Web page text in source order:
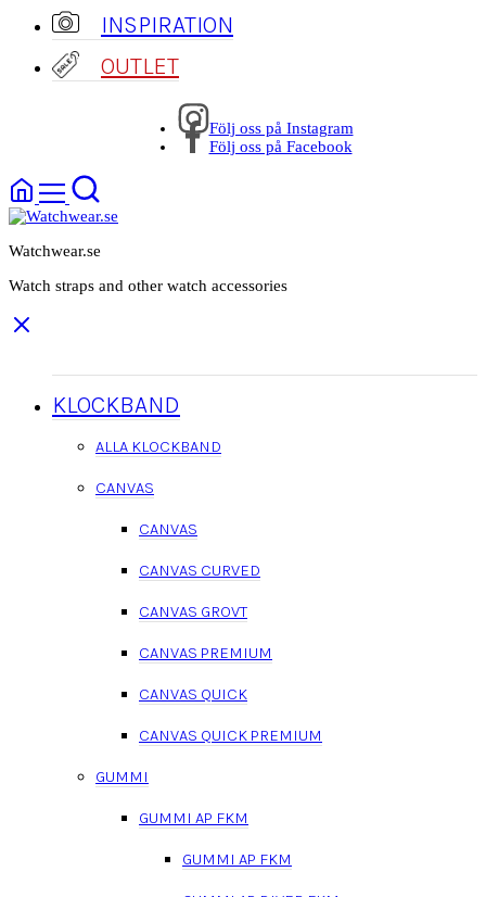
INSPIRATION
OUTLET
Följ oss på Instagram
Följ oss på Facebook
Watchwear.se
Watch straps and other watch accessories
KLOCKBAND
ALLA KLOCKBAND
CANVAS
CANVAS
CANVAS CURVED
CANVAS GROVT
CANVAS PREMIUM
CANVAS QUICK
CANVAS QUICK PREMIUM
GUMMI
GUMMI AP FKM
GUMMI AP FKM